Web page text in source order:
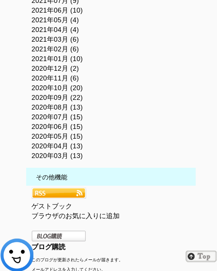
2021年06月 (10)
2021年05月 (4)
2021年04月 (4)
2021年03月 (6)
2021年02月 (6)
2021年01月 (10)
2020年12月 (2)
2020年11月 (6)
2020年10月 (20)
2020年09月 (22)
2020年08月 (13)
2020年07月 (15)
2020年06月 (15)
2020年05月 (15)
2020年04月 (13)
2020年03月 (13)
その他機能
ゲストブック
ブラウザのお気に入りに追加
ブログ購読
このブログが更新されたらメールが届きます。
メールアドレスを入力してください。